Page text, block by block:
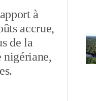
à
accrue,
de la
nigériane,